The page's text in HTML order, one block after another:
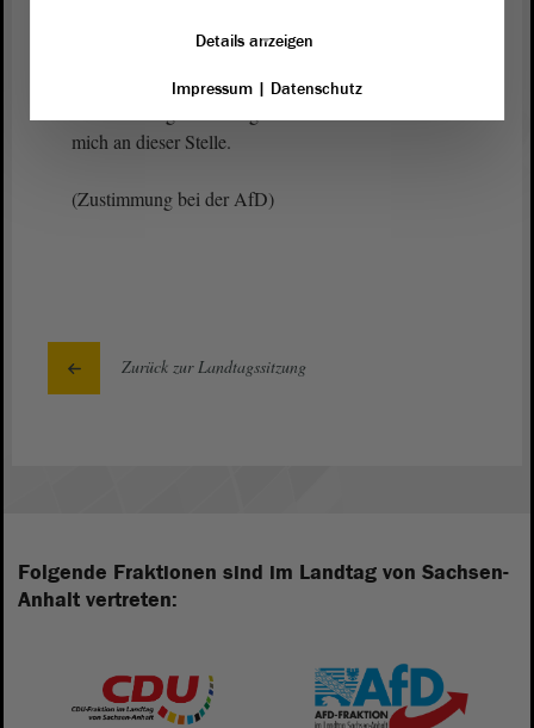
Ich empfehle Ihnen darum eine Überweisung an
mich an dieser Stelle.
(Zustimmung bei der AfD)
Zurück zur Landtagssitzung
Folgende Fraktionen sind im Landtag von Sachsen-
Anhalt vertreten:
Details anzeigen
Impressum| Datenschutz